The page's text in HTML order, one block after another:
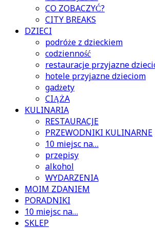
CO ZOBACZYĆ?
CITY BREAKS
DZIECI
podróże z dzieckiem
codzienność
restauracje przyjazne
hotele przyjazne dzieciom
gadżety
CIĄŻA
KULINARIA
RESTAURACJE
PRZEWODNIKI KULINARNE
10 miejsc na…
przepisy
alkohol
WYDARZENIA
MOIM ZDANIEM
PORADNIKI
10 miejsc na…
SKLEP